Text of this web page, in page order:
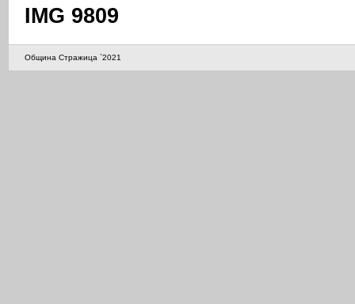
IMG 9809
Община Стражица `2021